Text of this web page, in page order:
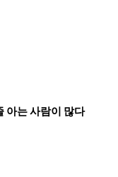
아는 사람이 많다